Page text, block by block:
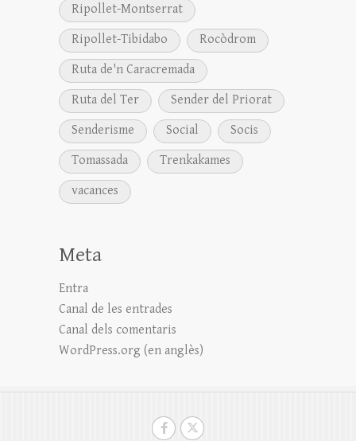
Ripollet-Montserrat
Ripollet-Tibidabo
Rocòdrom
Ruta de'n Caracremada
Ruta del Ter
Sender del Priorat
Senderisme
Social
Socis
Tomassada
Trenkakames
vacances
Meta
Entra
Canal de les entrades
Canal dels comentaris
WordPress.org (en anglès)